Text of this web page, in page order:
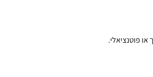
פוטנציאלי.